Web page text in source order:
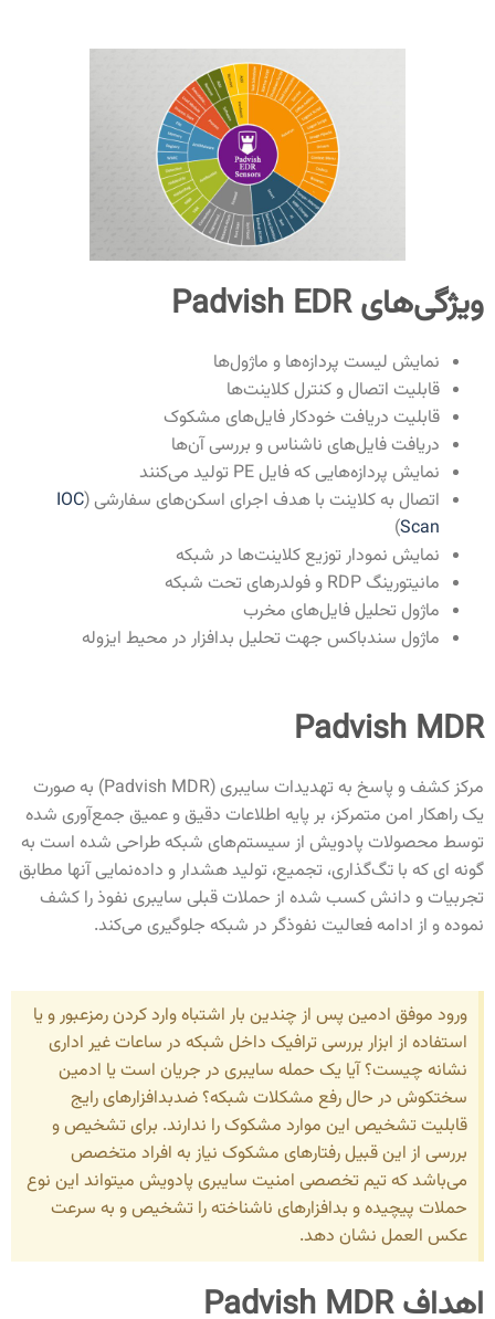
ویژگی‌های Padvish EDR
نمایش لیست پردازه‌ها و ماژول‌ها
قابلیت اتصال و کنترل کلاینت‌ها
قابلیت دریافت خودکار فایل‌های مشکوک
دریافت فایل‌های ناشناس و بررسی آن‌ها
نمایش پردازه‌هایی که فایل PE تولید می‌کنند
اتصال به کلاینت با هدف اجرای اسکن‌های سفارشی (IOC
Scan
)
نمایش نمودار توزیع کلاینت‌ها در شبکه
مانیتورینگ RDP و فولدرهای تحت شبکه
ماژول تحلیل فایل‌های مخرب
ماژول سندباکس جهت تحلیل بدافزار در محیط ایزوله
Padvish MDR
مرکز کشف و پاسخ به تهدیدات سایبری (Padvish MDR) به صورت
یک راهکار امن متمرکز، بر پایه اطلاعات دقیق و عمیق جمع‌آوری شده
توسط محصولات پادویش از سیستم‌های شبکه طراحی شده است به
گونه ای که با تگ‌گذاری، تجمیع، تولید هشدار و داده‌نمایی آنها مطابق
تجربیات و دانش کسب شده از حملات قبلی سایبری نفوذ را کشف
نموده و از ادامه فعالیت نفوذگر در شبکه جلوگیری می‌کند.
ورود موفق ادمین پس از چندین بار اشتباه وارد کردن رمزعبور و یا
استفاده از ابزار بررسی ترافیک داخل شبکه در ساعات غیر اداری
نشانه چیست؟ آیا یک حمله سایبری در جریان است یا ادمین
سختکوش در حال رفع مشکلات شبکه؟ ضدبدافزارهای رایج
قابلیت تشخیص این موارد مشکوک را ندارند. برای تشخیص و
بررسی از این قبیل رفتارهای مشکوک نیاز به افراد متخصص
می‌باشد که تیم تخصصی امنیت سایبری پادویش میتواند این نوع
حملات پیچیده و بدافزارهای ناشناخته را تشخیص و به سرعت
عکس العمل نشان دهد.
اهداف Padvish MDR